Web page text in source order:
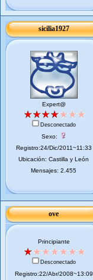
sicilia1927
Expert@
Desconectado
Sexo:
Registro:24/Dic/2011~11:33
Ubicación: Castilla y León
Mensajes: 2.455
ove
Principiante
Desconectado
Registro:22/Abr/2008~13:09